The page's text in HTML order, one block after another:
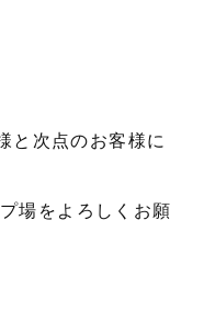
と次点のお客様に
場をよろしくお願